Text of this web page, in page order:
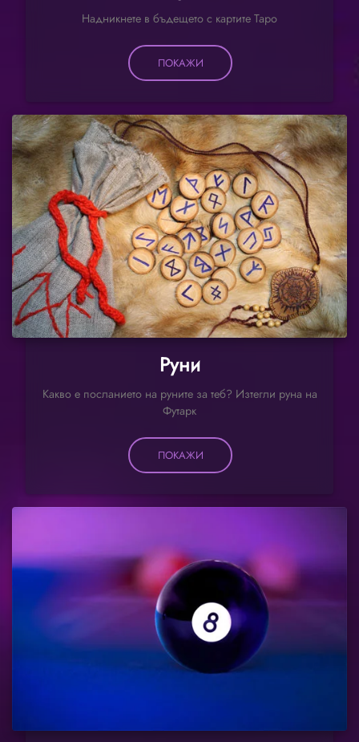
Надникнете в бъдещето с картите Таро
ПОКАЖИ
Руни
Какво е посланието на руните за теб? Изтегли руна на
Футарк
ПОКАЖИ